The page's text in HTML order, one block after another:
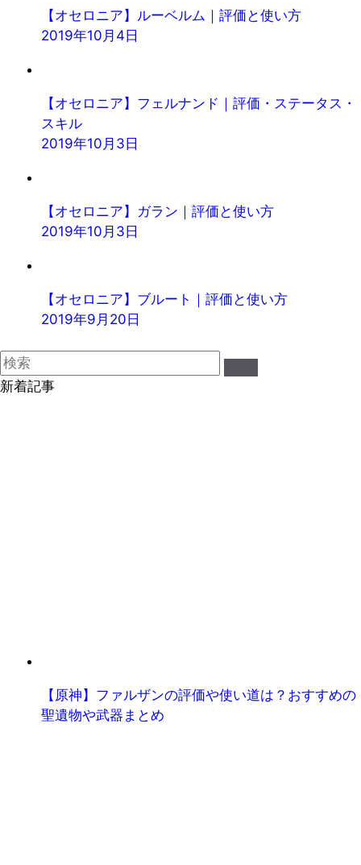
【オセロニア】ルーベルム｜評価と使い方
2019年10月4日
【オセロニア】フェルナンド｜評価・ステータス・
スキル
2019年10月3日
【オセロニア】ガラン｜評価と使い方
2019年10月3日
【オセロニア】ブルート｜評価と使い方
2019年9月20日
新着記事
【原神】ファルザンの評価や使い道は？おすすめの
聖遺物や武器まとめ